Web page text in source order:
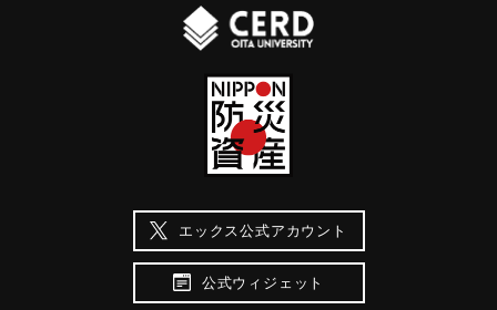
エックス公式アカウント
公式ウィジェット